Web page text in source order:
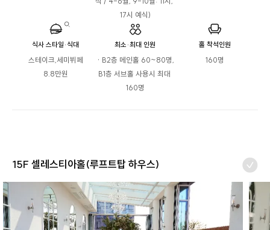
17시 예식)
식사 스타일·식대
스테이크,세미뷔페
8.8만원
최소·최대 인원
B1층 서브홀 사용시 최대
160명
홀 착석인원
160명
15F 셀레스티아홀(루프트탑 하우스)